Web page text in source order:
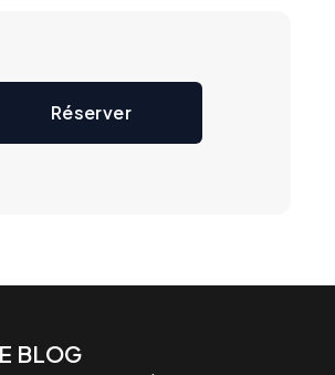
Réserver
BLOG